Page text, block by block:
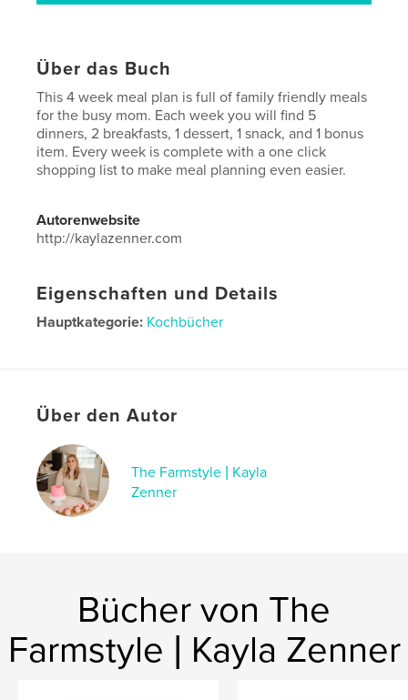
Über das Buch
This 4 week meal plan is full of family friendly meals
for the busy mom. Each week you will find 5
dinners, 2 breakfasts, 1 dessert, 1 snack, and 1 bonus
item. Every week is complete with a one click
shopping list to make meal planning even easier.
Autorenwebsite
http://kaylazenner.com
Eigenschaften und Details
Hauptkategorie: Kochbücher
Softcover: 9798211185630
Veröffentlichungsdatum:
SpracheEnglish
Über den Autor
The Farmstyle | Kayla
Zenner
Bücher von The
Farmstyle | Kayla Zenner